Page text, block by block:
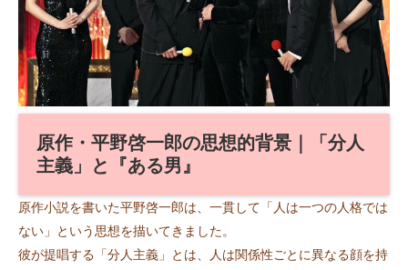
原作・平野啓一郎の思想的背景｜「分人
主義」と『ある男』
原作小説を書いた平野啓一郎は、一貫して「人は一つの人格では
ない」という思想を描いてきました。
彼が提唱する「分人主義」とは、人は関係性ごとに異なる顔を持